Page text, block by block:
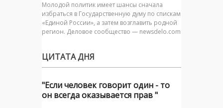
Молодой политик имеет шансы сначала
избраться в Государственную думу по спискам
«Единой России», а затем возглавить родной
регион. Деловое сообщество — newsdelo.com
ЦИТАТА ДНЯ
"Если человек говорит один - то
он всегда оказывается прав "